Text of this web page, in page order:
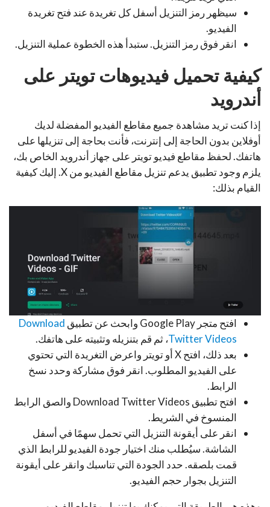
سيظهر رمز التنزيل أسفل كل تغريدة عند فتح تغريدة
الفيديو.
انقر فوق رمز التنزيل. ستبدأ هذه الخطوة عملية التنزيل.
كيفية تحميل فيديوهات تويتر على
أندرويد
إذا كنت تريد مشاهدة جميع مقاطع الفيديو المفضلة لديك
أوفلاين بدون الحاجة إلى إنترنت، فأنت بحاجة إلى تنزيلها على
هاتفك. لحفظ مقاطع فيديو تويتر على جهاز أندرويد الخاص بك،
يلزم وجود تطبيق يدعم تنزيل مقاطع الفيديو من X. إليك كيفية
القيام بذلك:
افتح متجر Google Play وابحث عن تطبيق
Download
Twitter Videos، ثم قم بتنزيله وتثبيته على هاتفك.
بعد ذلك، افتح X أو تويتر واعرض التغريدة التي تحتوي
على الفيديو المطلوب. انقر فوق مشاركة وحدد نسخ
الرابط.
افتح تطبيق Download Twitter Videos والصق الرابط
المنسوخ في الشريط.
انقر على أيقونة التنزيل التي تحمل سهمًا في أسفل
الشاشة. سيُطلب منك اختيار جودة الفيديو للرابط الذي
قمت بلصقه. حدد الجودة التي تناسبك وانقر على أيقونة
التنزيل بجوار حجم الفيديو.